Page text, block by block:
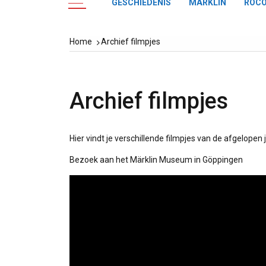
GESCHIEDENIS MÄRKLIN ROCO
Home Archief filmpjes
Archief filmpjes
Hier vindt je verschillende filmpjes van de afgelopen
Bezoek aan het Märklin Museum in Göppingen